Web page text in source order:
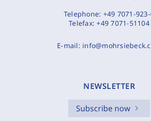
Telephone: +49 7071-
Telefax:+49 7071-51104
E-mail:
NEWSLETTER
Subscribe now